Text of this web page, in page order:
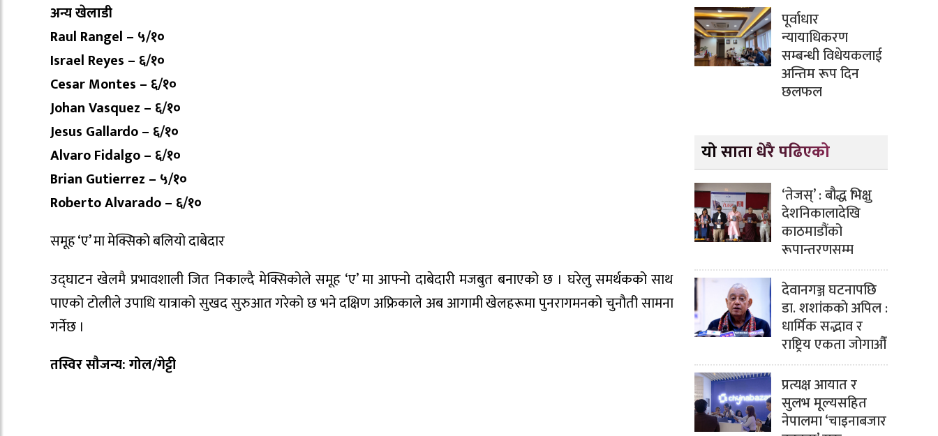
अन्य खेलाडी
Raul Rangel – ५/१०
Israel Reyes – ६/१०
Cesar Montes – ६/१०
Johan Vasquez – ६/१०
Jesus Gallardo – ६/१०
Alvaro Fidalgo – ६/१०
Brian Gutierrez – ५/१०
Roberto Alvarado – ६/१०
समूह ‘ए’ मा मेक्सिको बलियो दाबेदार
उद्घाटन खेलमै प्रभावशाली जित निकाल्दै मेक्सिकोले समूह ‘ए’ मा आफ्नो दाबेदारी मजबुत बनाएको छ । घरेलु समर्थकको साथ
पाएको टोलीले उपाधि यात्राको सुखद सुरुआत गरेको छ भने दक्षिण अफ्रिकाले अब आगामी खेलहरूमा पुनरागमनको चुनौती सामना
गर्नेछ ।
तस्विर सौजन्य: गोल/गेट्टी
पूर्वाधार
न्यायाधिकरण
सम्बन्धी विधेयकलाई
अन्तिम रूप दिन
छलफल
यो साता धेरै पढिएको
‘तेजस्’ : बौद्ध भिक्षु
देशनिकालादेखि
काठमाडौंको
रूपान्तरणसम्म
देवानगञ्ज घटनापछि
डा. शशांककाे अपिल :
धार्मिक सद्भाव र
राष्ट्रिय एकता जोगाऔँ
प्रत्यक्ष आयात र
सुलभ मूल्यसहित
नेपालमा ‘चाइनाबजार